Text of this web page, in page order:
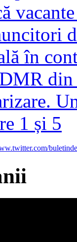
în
din
1 și 5